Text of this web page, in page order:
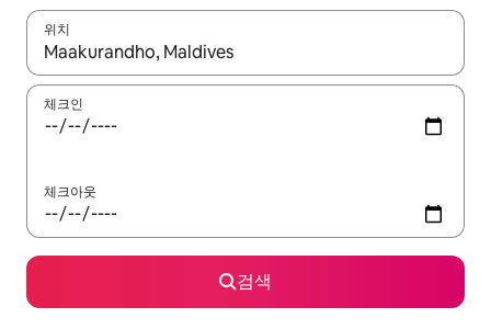
위치
결과가 나오면 위·아래 화살표 키를 사용하거나 터치 또는 스와이
체크인
체크아웃
검색